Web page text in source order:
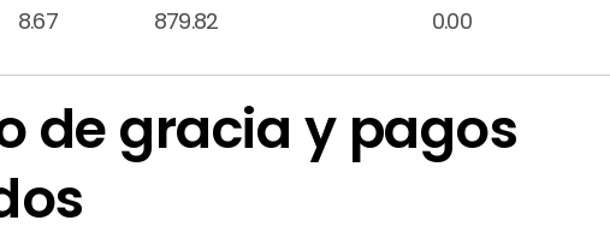
8.67 879.82 0.00
de gracia y pagos